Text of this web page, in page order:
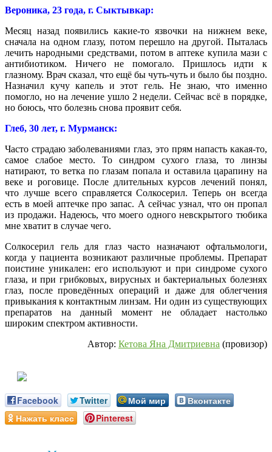
Вероника, 23 года, г. Сыктывкар:
Месяц назад появились какие-то язвочки на нижнем веке,
сначала на одном глазу, потом перешло на другой. Пыталась
лечить народными средствами, потом в аптеке купила мази с
антибиотиком. Ничего не помогало. Пришлось идти к
глазному. Врач сказал, что ещё бы чуть-чуть и было бы поздно.
Назначил кучу капель и этот гель. Не знаю, что именно
помогло, но на лечение ушло 2 недели. Сейчас всё в порядке,
но боюсь, что болезнь снова проявит себя.
Глеб, 30 лет, г. Мурманск:
Часто страдаю заболеваниями глаз, это прям напасть какая-то,
самое слабое место. То синдром сухого глаза, то линзы
натирают, то ветка по глазам попала и оставила царапину на
веке и роговице. После длительных курсов лечений понял,
что лучше всего справляется Солкосерил. Теперь он всегда
есть в моей аптечке про запас. А сейчас узнал, что он пропал
из продажи. Надеюсь, что моего одного невскрытого тюбика
мне хватит в случае чего.
Солкосерил гель для глаз часто назначают офтальмологи,
когда у пациента возникают различные проблемы. Препарат
поистине уникален: его используют и при синдроме сухого
глаза, и при грибковых, вирусных и бактериальных болезнях
глаз, после проведённых операций и даже для облегчения
привыкания к контактным линзам. Ни один из существующих
препаратов на данный момент не обладает настолько
широким спектром активности.
Автор: Кетова Яна Дмитриевна (провизор)
Facebook Twitter Мой мир
Вконтакте
Нажать класс
Pinterest